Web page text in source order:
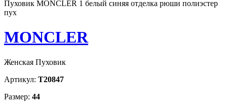
Пуховик MONCLER 1 белый синяя отделка рюши полиэстер
пух
MONCLER
Женская Пуховик
Артикул: T20847
Размер: 44